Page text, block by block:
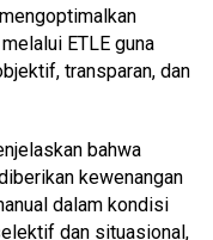
ETLE guna
transparan, dan
bahwa
kewenangan
dalam kondisi
dan situasional,